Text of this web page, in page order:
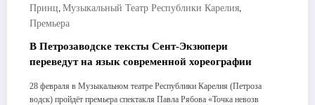
Принц, Музыкальный Театр Республики Карелия,
Премьера
В Петрозаводске тексты Сент-Экзюпери
переведут на язык современной хореографии
28 февраля в Музыкальном театре Республики Карелия (Петроза
водск) пройдёт премьера спектакля Павла Рябова «Точка невозв